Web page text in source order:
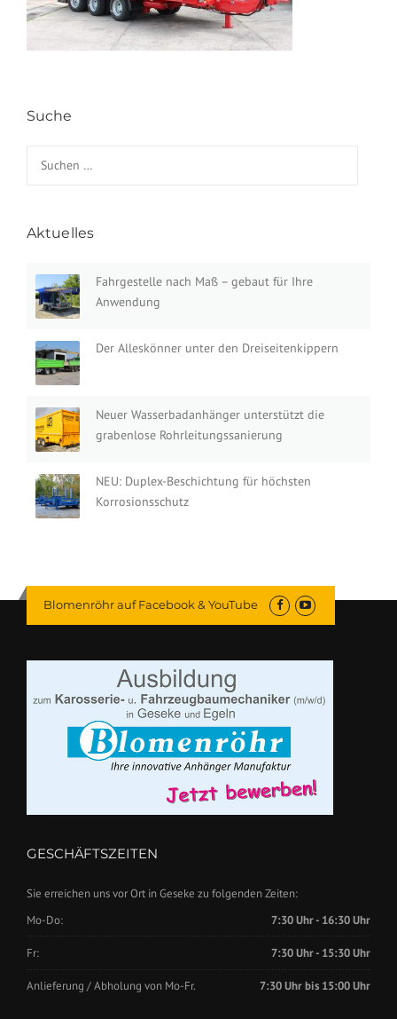
Suche
Aktuelles
Fahrgestelle nach Maß – gebaut für Ihre
Anwendung
Der Alleskönner unter den Dreiseitenkippern
Neuer Wasserbadanhänger unterstützt die
grabenlose Rohrleitungssanierung
NEU: Duplex-Beschichtung für höchsten
Korrosionsschutz
Blomenröhr auf Facebook & YouTube
GESCHÄFTSZEITEN
Sie erreichen uns vor Ort in Geseke zu folgenden Zeiten:
Mo-Do:
7:30 Uhr - 16:30 Uhr
Fr: 7:30 Uhr - 15:30 Uhr
Anlieferung / Abholung von Mo-Fr. 7:30 Uhr bis 15:00 Uhr